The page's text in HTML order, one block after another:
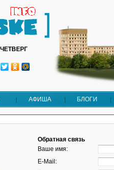
АФИША БЛОГИ
Обратная связь
Ваше имя:
E-Mail: